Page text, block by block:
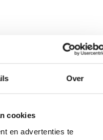
Over
cookies
en advertenties teaan